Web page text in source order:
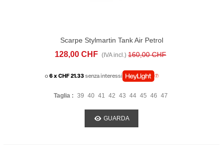
Scarpe Stylmartin Tank Air Petrol
128,00 CHF (IVA incl.) 160,00 CHF
o6 x CHF 21.33senza interessi
Taglia : 39 40 41 42 43 44 45 46 47
GUARDA